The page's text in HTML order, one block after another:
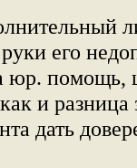
его
юр. помощь,
и
дать